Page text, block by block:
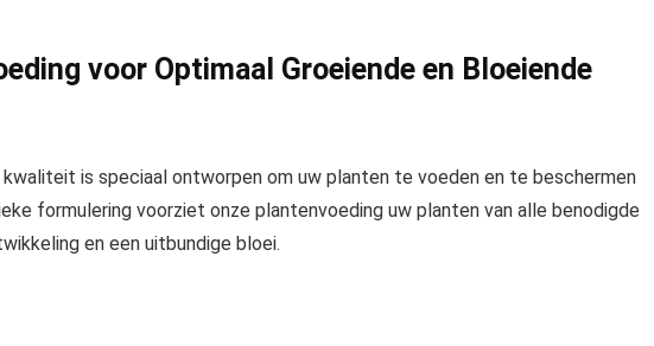
voor Optimaal Groeiende en Bloeiende
kwaliteit is speciaal ontworpen om uw planten te voeden en te beschermen
formulering voorziet onze plantenvoeding uw planten van alle benodigde
en een uitbundige bloei.